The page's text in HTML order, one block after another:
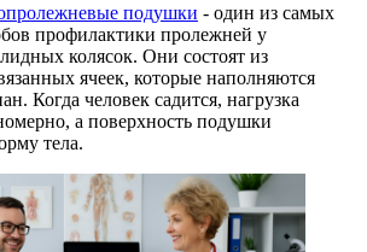
подушки - один из самых
профилактики пролежней у
колясок. Они состоят из
ячеек, которые наполняются
Когда человек садится, нагрузка
а поверхность подушки
тела.